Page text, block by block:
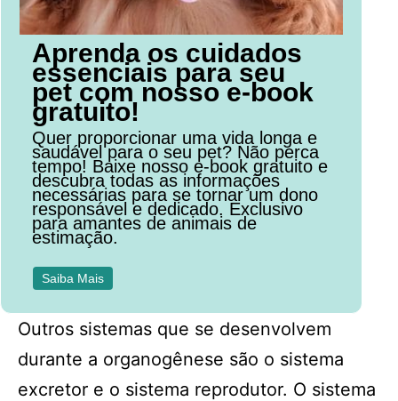
Aprenda os cuidados
essenciais para seu
pet com nosso e-book
gratuito!
Quer proporcionar uma vida longa e
saudável para o seu pet? Não perca
tempo! Baixe nosso e-book gratuito e
descubra todas as informações
necessárias para se tornar um dono
responsável e dedicado. Exclusivo
para amantes de animais de
estimação.
Saiba Mais
Outros sistemas que se desenvolvem
durante a organogênese são o sistema
excretor e o sistema reprodutor. O sistema